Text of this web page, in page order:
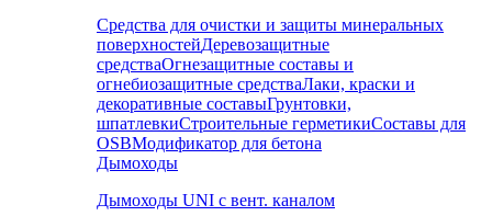
Средства для очистки и защиты минеральных
поверхностейДеревозащитные
средстваОгнезащитные составы и
огнебиозащитные средстваЛаки, краски и
декоративные составыГрунтовки,
шпатлевкиСтроительные герметикиСоставы для
OSBМодификатор для бетона
Дымоходы
Дымоходы UNI с вент. каналом